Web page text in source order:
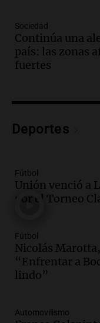
avanza con
accidente
Panorama
tributo
Episodios
sea, va a ser
La Cadena del
Episodios
en
mano es
La Argentina,
Episodios
sobre los
Sociedad
Continúa una
país: las zonas
fuertes
Deportes
Fútbol
Unión venció a
por el Torneo
Fútbol
Nicolás
“Enfrentar a
lindo”
Automovilismo